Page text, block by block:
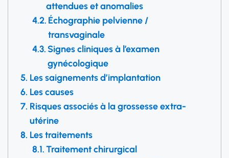
attendues et anomalies
Échographie pelvienne /
transvaginale
Signes cliniques à l’examen
gynécologique
Les saignements d’implantation
Les causes
Risques associés à la grossesse extra-
utérine
Les traitements
Traitement chirurgical